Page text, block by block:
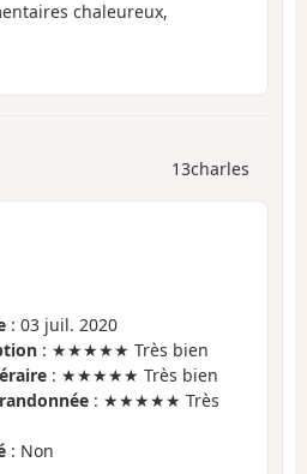
chaleureux,
13charles
: 03 juil. 2020
: ★★★★★ Très bien
: ★★★★★ Très bien
: ★★★★★ Très
: Non